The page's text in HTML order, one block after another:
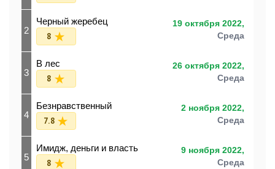
2
Черный жеребец
8
19 октября 2022,
Среда
3
В лес
8
26 октября 2022,
Среда
4
Безнравственный
7.8
2 ноября 2022,
Среда
5
Имидж, деньги и власть
8
9 ноября 2022,
Среда